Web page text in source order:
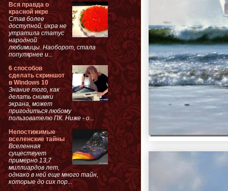
Вся правда о
красной икре
Став более
доступной, икра не
утратила статус
народной
любимицы. Наоборот, стала
популярнее и...
6 способов
сделать скриншот
в Windows 10
Знание того, как
делать снимки
экрана, может
пригодиться любому
пользователю ПК. Ниже - о...
Непостижимые
вселенские тайны
Вселенная
существует
примерно 13,7
миллиардов лет,
однако в ней еще много тайн,
которые до сих пор...